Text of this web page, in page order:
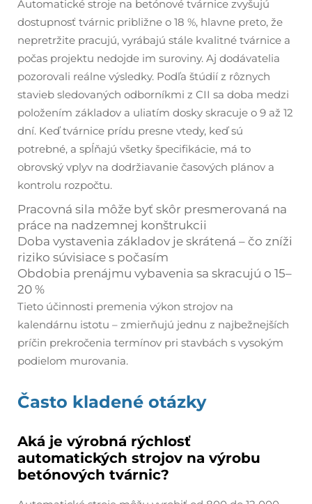
Automatické stroje na betónové tvárnice zvyšujú
dostupnosť tvárnic približne o 18 %, hlavne preto, že
nepretržite pracujú, vyrábajú stále kvalitné tvárnice a
počas projektu nedojde im suroviny. Aj dodávatelia
pozorovali reálne výsledky. Podľa štúdií z rôznych
stavieb sledovaných odborníkmi z CII sa doba medzi
položením základov a uliatím dosky skracuje o 9 až 12
dní. Keď tvárnice prídu presne vtedy, keď sú
potrebné, a spĺňajú všetky špecifikácie, má to
obrovský vplyv na dodržiavanie časových plánov a
kontrolu rozpočtu.
Pracovná sila môže byť skôr presmerovaná na
práce na nadzemnej konštrukcii
Doba vystavenia základov je skrátená – čo zníži
riziko súvisiace s počasím
Obdobia prenájmu vybavenia sa skracujú o 15–
20 %
Tieto účinnosti premenia výkon strojov na
kalendárnu istotu – zmierňujú jednu z najbežnejších
príčin prekročenia termínov pri stavbách s vysokým
podielom murovania.
Často kladené otázky
Aká je výrobná rýchlosť
automatických strojov na výrobu
betónových tvárnic?